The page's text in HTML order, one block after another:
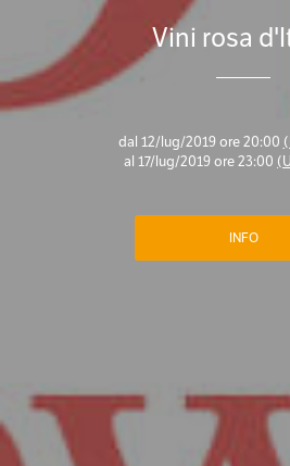
Vini rosa
dal 12/lug/2019 ore 20:00
al 17/lug/2019 ore 23:00
INFO